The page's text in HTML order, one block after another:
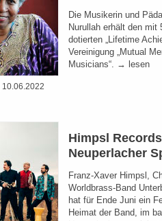
Die Musikerin und
Nurullah erhält den mit
dotierten „Lifetime
Vereinigung „Mutual
Musicians“. → lesen
| 10.06.2022
Himpsl
Neuperlacher
Franz-Xaver Himpsl,
Worldbrass-Band
hat für Ende Juni ein
Heimat der Band, im